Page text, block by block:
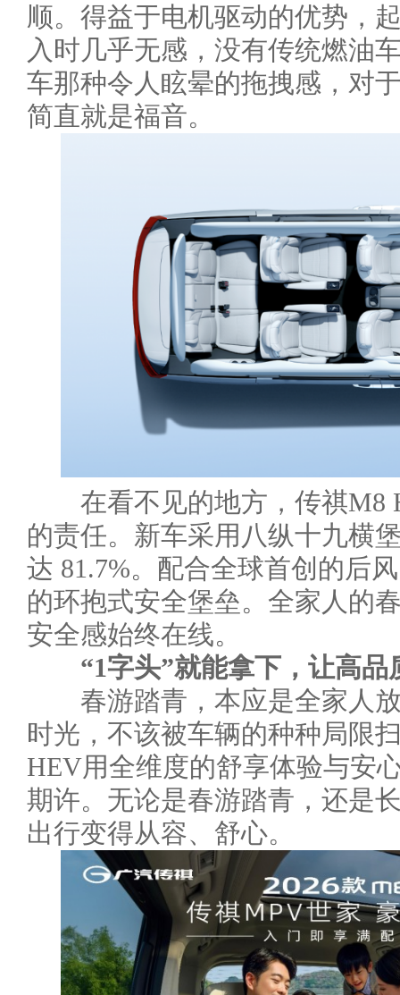
顺。得益于电机驱动的优势，
入时几乎无感，没有传统燃油
车那种令人眩晕的拖拽感，对
简直就是福音。
在看不见的地方，传祺M8
的责任。新车采用八纵十九横
达 81.7%。配合全球首创的后
的环抱式安全堡垒。全家人的
安全感始终在线。
“1字头”就能拿下，让高
春游踏青，本应是全家人放
时光，不该被车辆的种种局限
HEV用全维度的舒享体验与安
期许。无论是春游踏青，还是
出行变得从容、舒心。